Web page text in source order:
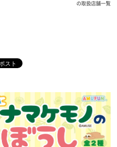
の取扱店舗一覧